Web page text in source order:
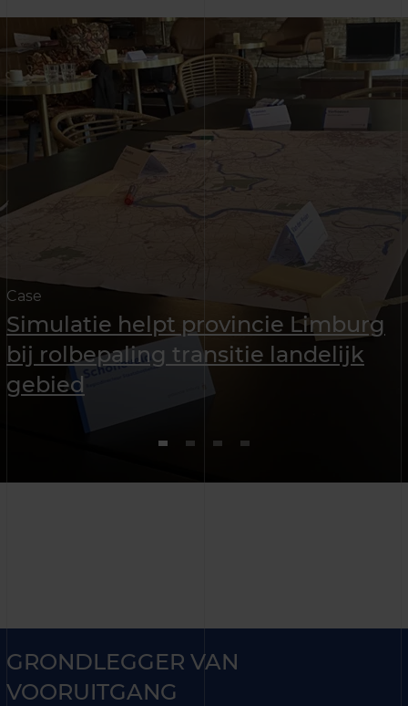
Case
Simulatie helpt provincie Limburg
bij rolbepaling transitie landelijk
gebied
GRONDLEGGER VAN
VOORUITGANG